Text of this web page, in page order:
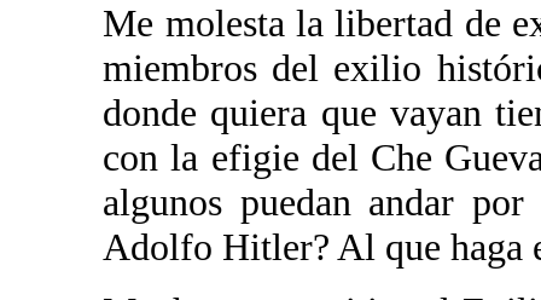
Me molesta la libertad de
miembros del exilio
donde quiera que vayan
con la efigie del Che
algunos puedan andar
Adolfo Hitler? Al que haga